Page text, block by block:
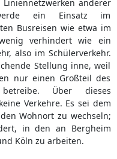
anderer
ein Einsatz im
Busreisen wie etwa im
verhindert wie ein
also im Schülerverkehr.
Stellung inne, weil
nur einen Großteil des
Über dieses
Verkehre. Es sei dem
Wohnort zu wechseln;
in den an Bergheim
Köln zu arbeiten.